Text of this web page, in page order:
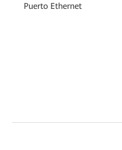
Puerto Ethernet